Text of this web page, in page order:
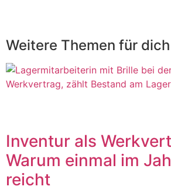
Weitere Themen für dich
Inventur als
Warum einmal im
reicht